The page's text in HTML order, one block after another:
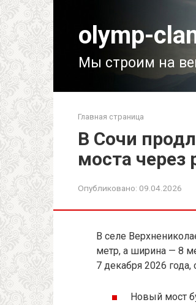
olymp-
Мы строим на
Главная страница
В Сочи
моста через
Опубликовано: 09.04.2026
В селе
метр, а ширина — 8
7 декабря 2026
Новый мост